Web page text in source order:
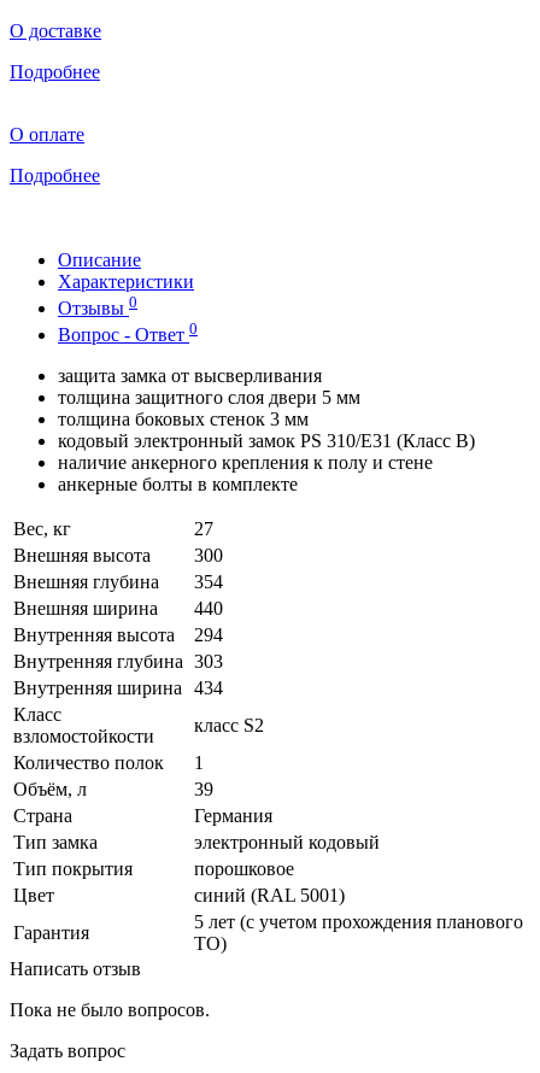
О доставке
Подробнее
О оплате
Подробнее
Описание
Характеристики
Отзывы 0
Вопрос - Ответ 0
защита замка от высверливания
толщина защитного слоя двери 5 мм
толщина боковых стенок 3 мм
кодовый электронный замок PS 310/Е31 (Класс В)
наличие анкерного крепления к полу и стене
анкерные болты в комплекте
Вес, кг
27
Внешняя высота
300
Внешняя глубина
354
Внешняя ширина
440
Внутренняя высота
294
Внутренняя глубина 303
Внутренняя ширина 434
Класс
взломостойкости
класс S2
Количество полок
1
Объём, л
39
Страна
Германия
Тип замка
электронный кодовый
Тип покрытия
порошковое
Цвет
синий (RAL 5001)
Гарантия
5 лет (с учетом прохождения планового
ТО)
Написать отзыв
Пока не было вопросов.
Задать вопрос